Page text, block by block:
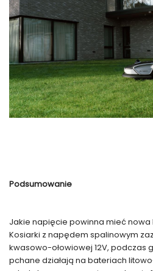
Podsumowanie
Jakie napięcie powinna mieć
Kosiarki z napędem spalinowym
kwasowo-ołowiowej 12V, podczas
pchane działają na bateriach